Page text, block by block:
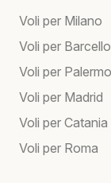
Voli per Milano
Voli per
Voli per Palermo
Voli per Madrid
Voli per Catania
Voli per Roma